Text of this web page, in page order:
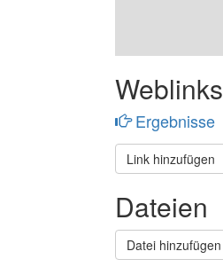
Weblinks
Ergebnisse
Link hinzufügen
Dateien
Datei hinzufügen